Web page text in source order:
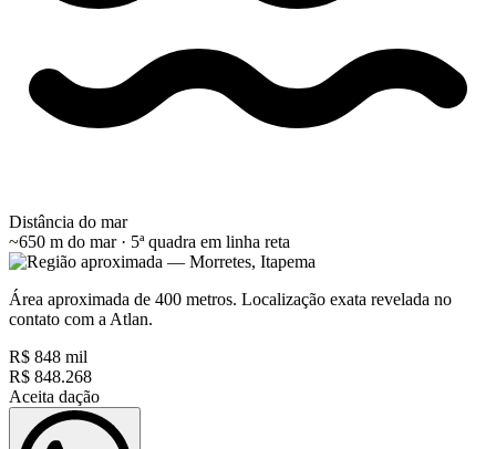
Distância do mar
~650 m do mar · 5ª quadra em linha reta
Área aproximada de 400 metros. Localização exata revelada no
contato com a Atlan.
R$ 848 mil
R$ 848.268
Aceita dação